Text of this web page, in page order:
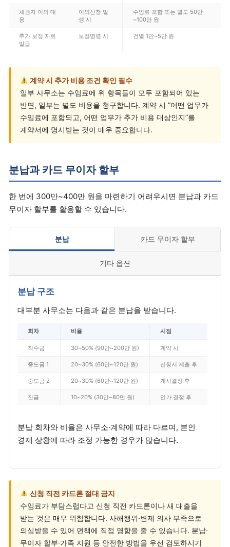
채권자 이의 대
응
이의신청 발
생 시
수임료 포함 또는 별도 50만
~100만 원
추가 보정 자료
발급
보정명령 시 건별 1만~5만 원
계약 시 추가 비용 조건 확인 필수
일부 사무소는 수임료에 위 항목들이 모두 포함되어 있는
반면, 일부는 별도 비용을 청구합니다. 계약 시 “어떤 업무가
수임료에 포함되고, 어떤 업무가 추가 비용 대상인지”를
계약서에 명시받는 것이 매우 중요합니다.
분납과 카드 무이자 할부
한 번에 300만~400만 원을 마련하기 어려우시면 분납과 카드
무이자 할부를 활용할 수 있습니다.
분납 카드 무이자 할부
기타 옵션
분납 구조
대부분 사무소는 다음과 같은 분납을 받습니다.
회차 비율 시점
착수금 30~50% (90만~200만 원) 계약 시
중도금 1 20~30% (60만~120만 원) 신청서 제출 후
중도금 2 20~30% (60만~120만 원) 개시결정 후
잔금 10~20% (30만~80만 원) 인가 결정 후
분납 회차와 비율은 사무소·계약에 따라 다르며, 본인
경제 상황에 따라 조정 가능한 경우가 많습니다.
신청 직전 카드론 절대 금지
수임료가 부담스럽다고 신청 직전 카드론이나 새 대출을
받는 것은 매우 위험합니다. 사해행위·변제 의사 부족으로
의심받을 수 있어 면책에 직접 영향을 줄 수 있습니다. 분납·
무이자 할부·가족 지원 등 안전한 방법을 우선 검토하시기